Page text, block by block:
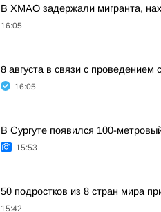
В ХМАО задержали мигранта,
16:05
8 августа в связи с проведением
16:05
В Сургуте появился 100-
15:53
50 подростков из 8 стран мира
15:42